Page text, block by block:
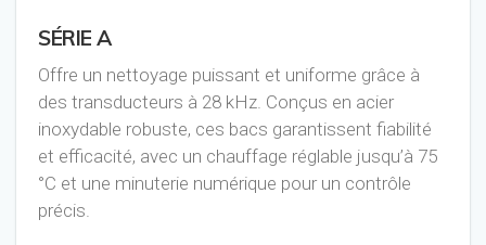
SÉRIE A
Offre un nettoyage puissant et uniforme grâce à
des transducteurs à 28 kHz. Conçus en acier
inoxydable robuste, ces bacs garantissent fiabilité
et efficacité, avec un chauffage réglable jusqu’à 75
°C et une minuterie numérique pour un contrôle
précis.